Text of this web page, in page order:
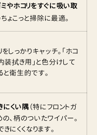
ミやホコリをすぐに吸い取
ょこっと掃除に最適。
しっかりキャッチ。「ホコ
内装拭き用」と色分けして
衛生的です。
にくい隅（特にフロントガ
、柄のついたワイパー。
にくくなります。